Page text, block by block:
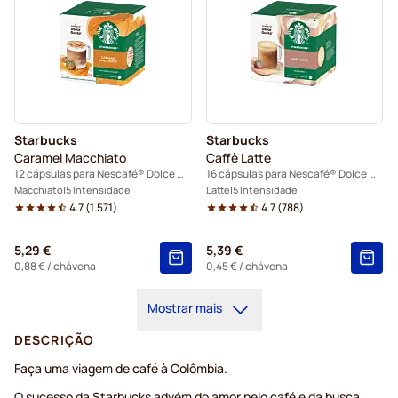
Starbucks
Caramel Macchiato
12 cápsulas para Nescafé® Dolce Gusto
Macchiato 5 Intensidade
4.7(1.571)
5,29 €
0,88 €/ chávena
Starbucks
Caffè Latte
16 cápsulas para Nescafé® Dolce Gusto
Latte 5 Intensidade
4.7(788)
5,39 €
0,45 €/ chávena
Mostrar mais
DESCRIÇÃO
Faça uma viagem de café à Colômbia.